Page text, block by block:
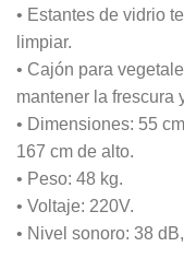
• Estantes de vidrio
limpiar.
• Cajón para
mantener la frescura
• Dimensiones: 55
167 cm de alto.
• Peso: 48 kg.
• Voltaje: 220V.
• Nivel sonoro: 38